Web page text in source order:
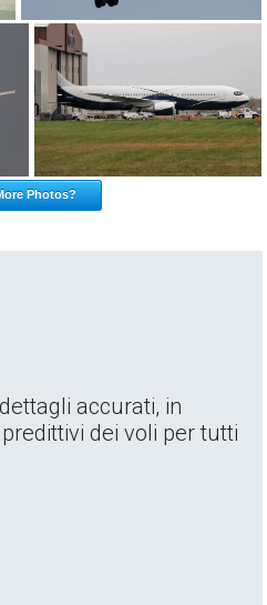
Photos?
accurati, in
dei voli per tutti